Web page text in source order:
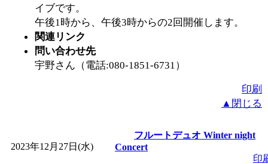
イブです。
午後1時から、午後3時からの2回開催します。
関連リンク
問い合わせ先
宇野さん（電話:080-1851-6731）
印刷
▲閉じる
2023年12月27日(水)
フルートデュオ Winter night
Concert
印